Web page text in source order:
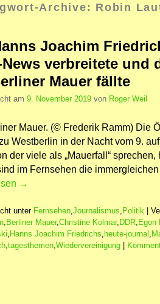
Archive: Robin
Joachim
News verbreitete und
Mauer fällte
am 9. November 2019 von Roger Weil
Mauer. (© Frederik Ramm) Die
Westberlin in der Nacht vom 9.
der viele als „Mauerfall“
im Fernsehen die
→
unter Fernsehen Journalismus Politik
Berliner Mauer, Christine Kolmar, DDR Egon
Hanns Joachim Friedrichs heute-journal
tagesthemen Wiedervereinigung